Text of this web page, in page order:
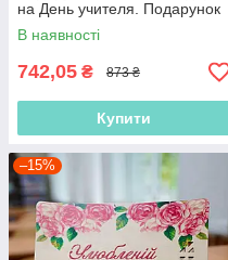
на День учителя. Подарунок
для вчителя до 8 березня
Екоматеріал.
В наявності
742,05 ₴ 873 ₴
Купити
–15%